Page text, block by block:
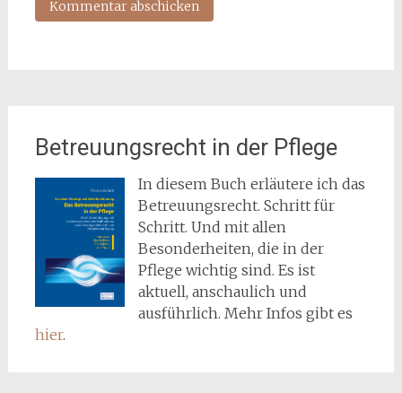
Betreuungsrecht in der Pflege
In diesem Buch erläutere ich das
Betreuungsrecht. Schritt für
Schritt. Und mit allen
Besonderheiten, die in der
Pflege wichtig sind. Es ist
aktuell, anschaulich und
ausführlich. Mehr Infos gibt es
hier.